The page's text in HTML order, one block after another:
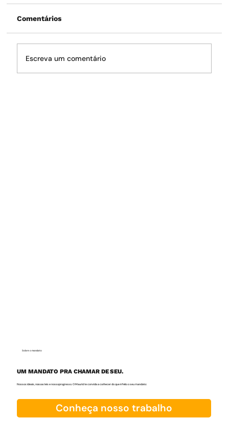
Comentários
Escreva um comentário
Sobre o mandato
UM MANDATO PRA CHAMAR DE SEU.
Nossos ideais, nossas leis e nosso progresso. O Maurici te convida a conhecer do que é feito o seu mandato:
Conheça nosso trabalho